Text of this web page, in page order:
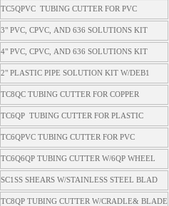
TC5QPVC TUBING CUTTER FOR PVC
3" PVC, CPVC, AND 636 SOLUTIONS KIT
4" PVC, CPVC, AND 636 SOLUTIONS KIT
2" PLASTIC PIPE SOLUTION KIT W/DEB1
TC8QC TUBING CUTTER FOR COPPER
TC6QP TUBING CUTTER FOR PLASTIC
TC6QPVC TUBING CUTTER FOR PVC
TC6Q6QP TUBING CUTTER W/6QP WHEEL
SC1SS SHEARS W/STAINLESS STEEL BLAD
TC8QP TUBING CUTTER W/CRADLE& BLADE